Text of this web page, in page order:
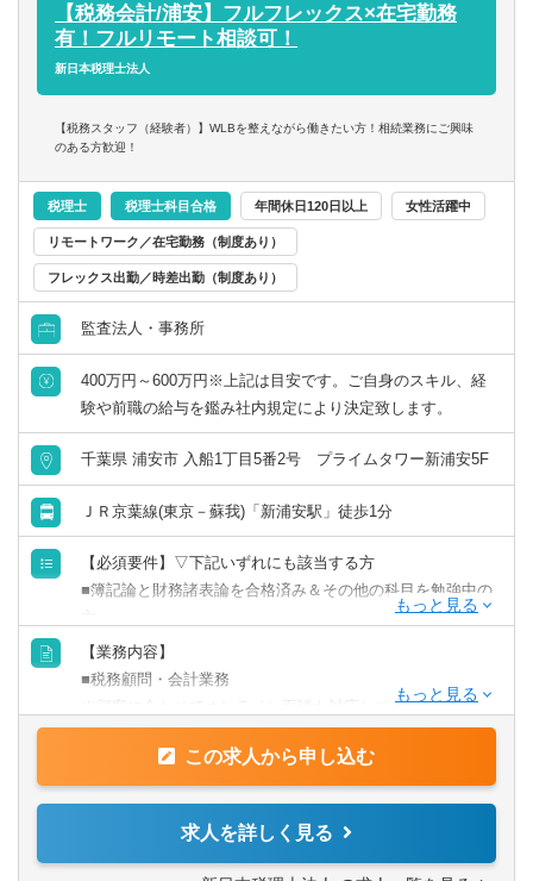
◆チームとつながりながら仕事
「在宅は孤独」ではありません。Teamsで常時チームとつ
ながり分からないことはすぐ相談できます。
同じ境遇のお母さんスタッフが多く在籍しているので気軽
に話せる仲間がいます。バーチャルオフィスもあるので一
人で抱え込む心配がありません。
◆正社員登用実績あり
パートからスタートして正社員に登用されたスタッフがい
ます。お子さんの成長に合わせて働き方を変えていける環
境です。
税理士登録費用・税理士会会費は全額会社負担です。
試験受験費用の補助制度もあります。勤務時間前後の所内
【STAFF VOICE】
Aさん／40代／子育て中入社2年目・在宅勤務
Q. 入社前はどんな状況でしたか？
子どもが小さくて、フルタイムで通勤するのが難しい時期
でした。税理士事務所での経験はあるのに活かせる場所が
なくて、このまま仕事から離れてしまうのが不安でした。
完全在宅で、しかも税務の仕事ができるというのが決め手
でした。「また税務の仕事がしたい」という気持ちがずっ
とあったので、経験を活かせる環境がここにあると思いま
Q. 実際に働いてみてどうですか？
【税務会計/浦安】フルフレックス×在宅勤務
有！フルリモート相談可！
新日本税理士法人
【税務スタッフ（経験者）】WLBを整えながら働きたい方！相続業務にご興味
のある方歓迎！
税理士 税理士科目合格 年間休日120日以上 女性活躍中
リモートワーク／在宅勤務（制度あり）
フレックス出勤／時差出勤（制度あり）
監査法人・事務所
400万円～600万円※上記は目安です。ご自身のスキル、経
験や前職の給与を鑑み社内規定により決定致します。
千葉県 浦安市 入船1丁目5番2号 プライムタワー新浦安5F
ＪＲ京葉線(東京－蘇我)「新浦安駅」徒歩1分
【必須要件】▽下記いずれにも該当する方
■簿記論と財務諸表論を合格済み＆その他の科目を勉強中の
■事務所経験2年以上（クライアントワーク経験）
■相続税に興味のある方
■税理士登録に意欲のある方
■コミュニケーション能力のある方
【求める人物像】
■社内外へ気配りの出来る方
【業務内容】
■税務顧問・会計業務
※顧客に合わせてオンライン面談も対応しています。
※申告書作成は外注スタッフが対応する場合もあります。
■確定申告
■事業承継支援
■不動産税務コンサルティング
この求人から申し込む
求人を詳しく見る